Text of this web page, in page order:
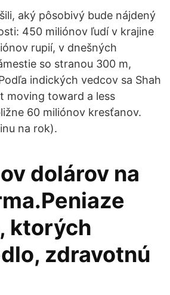
aký pôsobivý bude nájdený
450 miliónov ľudí v krajine
rupií, v dnešných
so stranou 300 m,
indických vedcov sa Shah
moving toward a less
60 miliónov kresťanov.
na rok).
dolárov na
ktorých
zdravotnú